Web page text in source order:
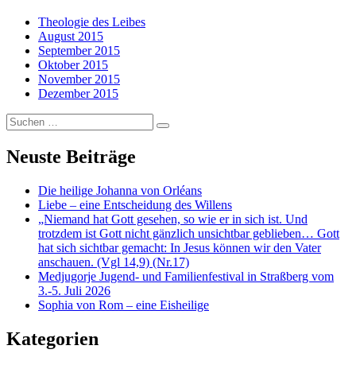
Theologie des Leibes
August 2015
September 2015
Oktober 2015
November 2015
Dezember 2015
Suchen
…
Neuste Beiträge
Die heilige Johanna von Orléans
Liebe – eine Entscheidung des Willens
„Niemand hat Gott gesehen, so wie er in sich ist. Und
trotzdem ist Gott nicht gänzlich unsichtbar geblieben… Gott
hat sich sichtbar gemacht: In Jesus können wir den Vater
anschauen. (Vgl 14,9) (Nr.17)
Medjugorje Jugend- und Familienfestival in Straßberg vom
3.-5. Juli 2026
Sophia von Rom – eine Eisheilige
Kategorien